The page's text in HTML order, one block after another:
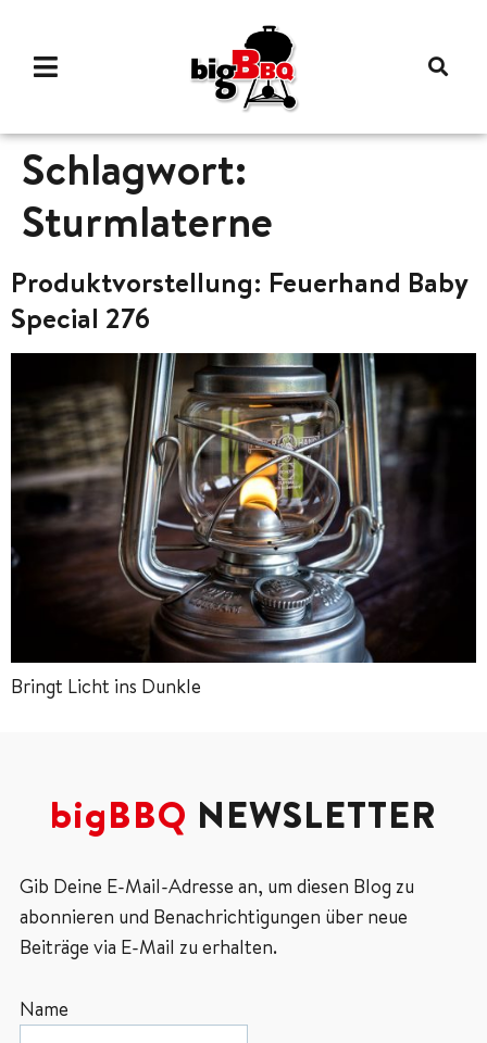
Schlagwort:
Sturmlaterne
Produktvorstellung: Feuerhand Baby
Special 276
Bringt Licht ins Dunkle
bigBBQ NEWSLETTER
Gib Deine E-Mail-Adresse an, um diesen Blog zu
abonnieren und Benachrichtigungen über neue
Beiträge via E-Mail zu erhalten.
Name